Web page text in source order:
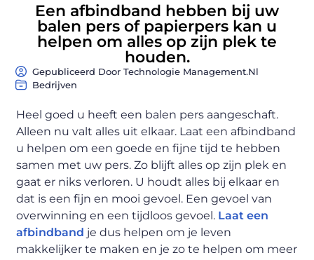
Een afbindband hebben bij uw
balen pers of papierpers kan u
helpen om alles op zijn plek te
houden.
Gepubliceerd Door Technologie Management.nl
Bedrijven
Heel goed u heeft een balen pers aangeschaft.
Alleen nu valt alles uit elkaar. Laat een afbindband
u helpen om een goede en fijne tijd te hebben
samen met uw pers. Zo blijft alles op zijn plek en
gaat er niks verloren. U houdt alles bij elkaar en
dat is een fijn en mooi gevoel. Een gevoel van
overwinning en een tijdloos gevoel. Laat een
afbindband je dus helpen om je leven
makkelijker te maken en je zo te helpen om meer